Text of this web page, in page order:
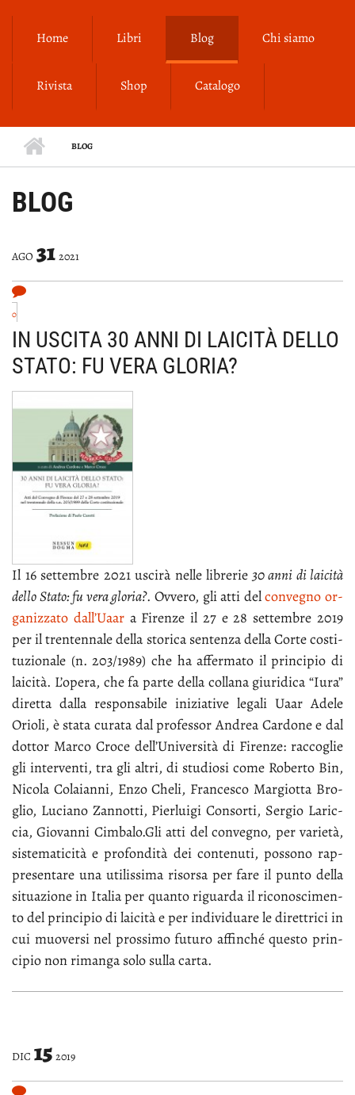
Home Libri Blog Chi siamo
Rivista Shop Catalogo
BLOG
BLOG
AGO 31 2021
0
IN USCITA 30 ANNI DI LAICITÀ DELLO
STATO: FU VERA GLORIA?
Il 16 set­tem­bre 2021 usci­rà nel­le li­bre­rie30 an­ni di lai­ci­tà
del­lo Sta­to: fu ve­ra glo­ria?. Ov­ve­ro, gli at­ti delcon­ve­gno or­
ga­niz­za­to dal­l’Uaara Fi­ren­ze il 27 e 28 set­tem­bre 2019
per il tren­ten­na­le del­la sto­ri­ca sen­ten­za del­la Cor­te co­sti­
tu­zio­na­le (n. 203/1989) che ha af­fer­ma­to il prin­ci­pio di
lai­ci­tà. L’o­pe­ra, che fa par­te del­la col­la­na giu­ri­di­ca “Iu­ra”
di­ret­ta dal­la re­spon­sa­bi­le ini­zia­ti­ve le­ga­li Uaar Ade­le
Orio­li, è sta­ta cu­ra­ta dal pro­fes­sor An­drea Car­do­ne e dal
dot­tor Mar­co Cro­ce del­l’U­ni­ver­si­tà di Fi­ren­ze: rac­co­glie
gli in­ter­ven­ti, tra gli al­tri, di stu­dio­si co­me Ro­ber­to Bin,
Ni­co­la Co­la­ian­ni, En­zo Che­li, Fran­ce­sco Mar­giot­ta Bro­
glio, Lu­cia­no Zan­not­ti, Pier­lui­gi Con­sor­ti, Ser­gio La­ric­
cia, Gio­van­ni Cim­ba­lo.Gli at­ti del con­ve­gno, per va­rie­tà,
si­ste­ma­ti­ci­tà e pro­fon­di­tà dei con­te­nu­ti, pos­so­no rap­
pre­sen­ta­re una uti­lis­si­ma ri­sor­sa per fa­re il pun­to del­la
si­tua­zio­ne in Ita­lia per quan­to ri­guar­da il ri­co­no­sci­men­
to del prin­ci­pio di lai­ci­tà e per in­di­vi­dua­re le di­ret­tri­ci in
cui muo­ver­si nel pros­si­mo fu­tu­ro af­fin­ché que­sto prin­
ci­pio non ri­man­ga so­lo sul­la car­ta.
DIC 15 2019